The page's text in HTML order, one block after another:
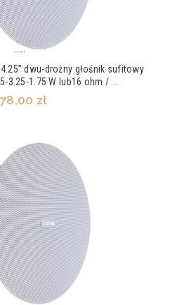
dwu-drożny głośnik sufitowy
3.25-1.75 W lub16 ohm / ...
zł